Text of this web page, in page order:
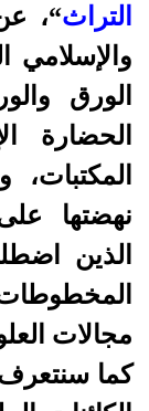
التراث“،
والإسلامي
الورق
الحضارة
نهضتها
الذين
مجالات
كما سنتعرف